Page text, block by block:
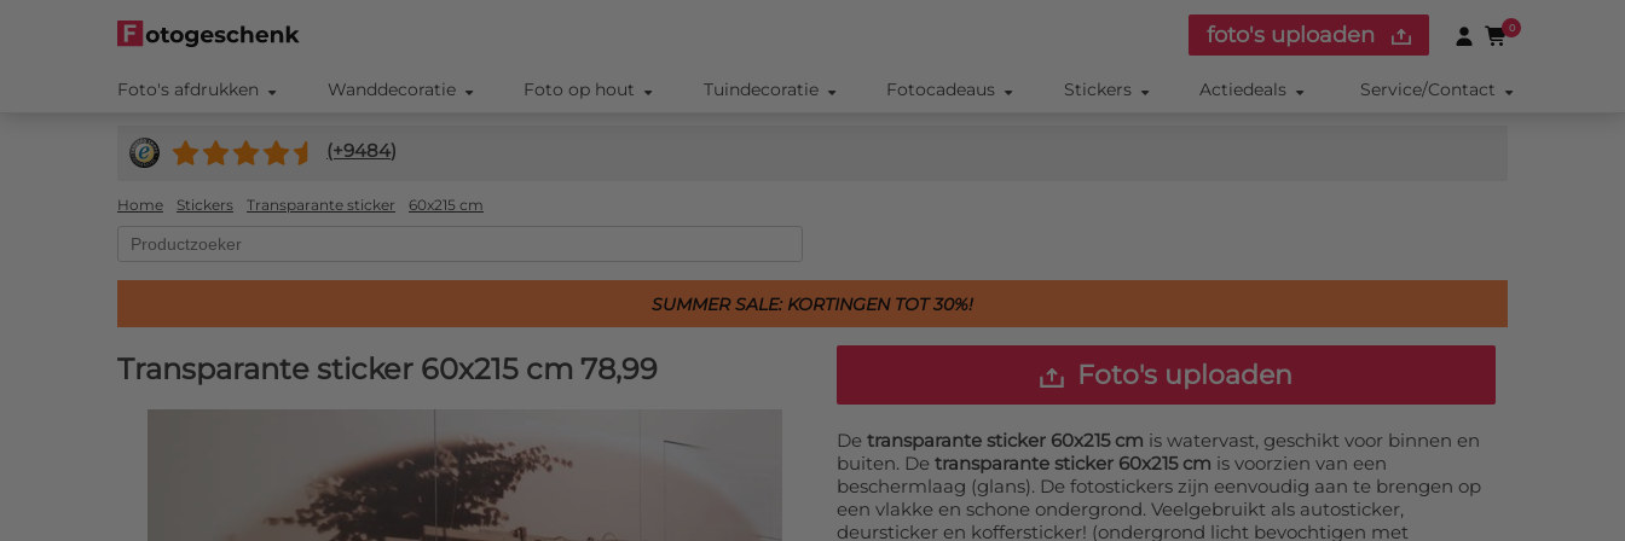
foto's uploaden 0
Foto's afdrukken Wanddecoratie Foto op hout Tuindecoratie Fotocadeaus Stickers Actiedeals Service/Contact
(+9484)
Home Stickers Transparante sticker 60x215 cm
SUMMER SALE: KORTINGEN TOT 30%!
Transparante sticker 60x215 cm 78,99 Foto's uploaden
De transparante sticker 60x215 cm is watervast, geschikt voor binnen en
buiten. De transparante sticker 60x215 cm is voorzien van een
beschermlaag (glans). De fotostickers zijn eenvoudig aan te brengen op
een vlakke en schone ondergrond. Veelgebruikt als autosticker,
deursticker en koffersticker! (ondergrond licht bevochtigen met